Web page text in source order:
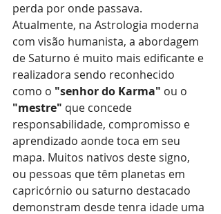
perda por onde passava.
Atualmente, na Astrologia moderna
com visão humanista, a abordagem
de Saturno é muito mais edificante e
realizadora sendo reconhecido
como o "senhor do Karma" ou o
"mestre" que concede
responsabilidade, compromisso e
aprendizado aonde toca em seu
mapa. Muitos nativos deste signo,
ou pessoas que têm planetas em
capricórnio ou saturno destacado
demonstram desde tenra idade uma